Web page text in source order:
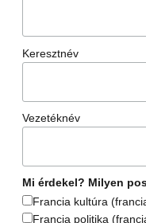
Keresztnév
Vezetéknév
Mi érdekel? Milyen
Francia kultúra
Francia politika